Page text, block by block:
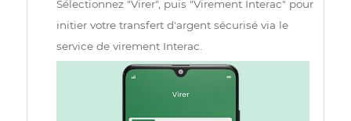
Sélectionnez "Virer", puis "Virement Interac" pour